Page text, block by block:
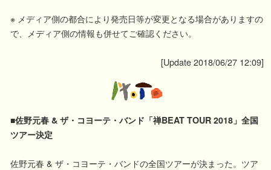
※ メディア側の都合により発売日等が変更となる場合がありますの
で、メディア側の情報も併せてご確認ください。
[Update 2018/06/27 12:09]
■佐野元春 & ザ・コヨーテ・バンド「禅BEAT TOUR 2018」全国
ツアー決定
佐野元春 & ザ・コヨーテ・バンドの全国ツアーが決まった。ツア